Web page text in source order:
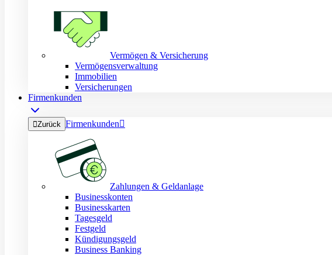
Vermögen & Versicherung
Vermögensverwaltung
Immobilien
Versicherungen
Firmenkunden
Zurück Firmenkunden
Zahlungen & Geldanlage
Businesskonten
Businesskarten
Tagesgeld
Festgeld
Kündigungsgeld
Business Banking